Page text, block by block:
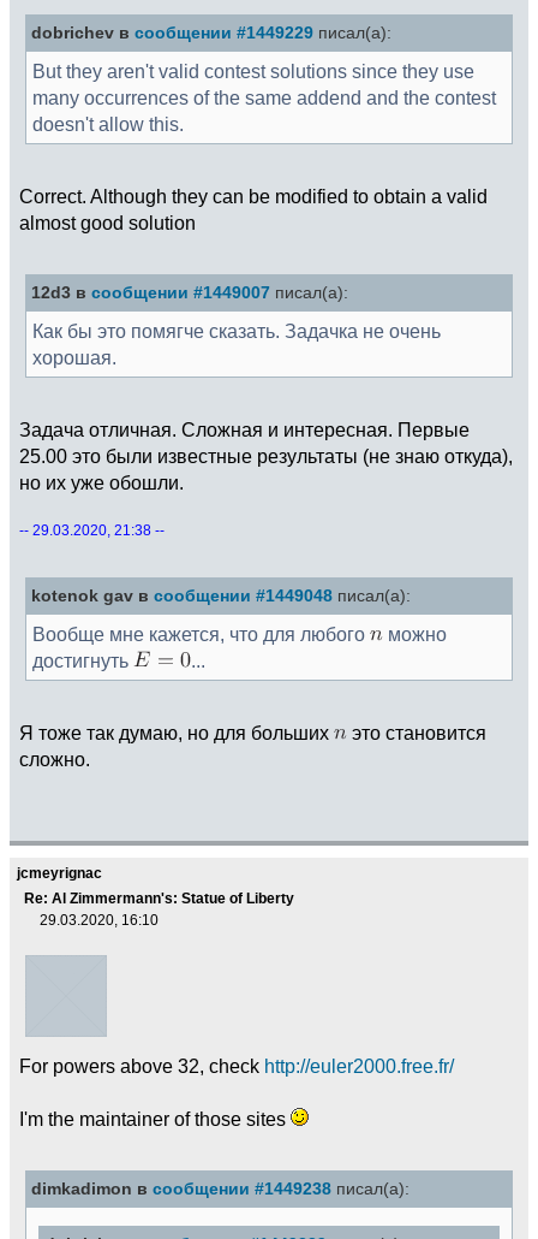
dobrichev в сообщении #1449229 писал(а):
But they aren't valid contest solutions since they use
many occurrences of the same addend and the contest
doesn't allow this.
Correct. Although they can be modified to obtain a valid
almost good solution
12d3 в сообщении #1449007 писал(а):
Как бы это помягче сказать. Задачка не очень
хорошая.
Задача отличная. Сложная и интересная. Первые
25.00 это были известные результаты (не знаю откуда),
но их уже обошли.
-- 29.03.2020, 21:38 --
kotenok gav в сообщении #1449048 писал(а):
Вообще мне кажется, что для любого
можно
достигнуть
...
Я тоже так думаю, но для больших
это становится
сложно.
jcmeyrignac
Re: Al Zimmermann's: Statue of Liberty
29.03.2020, 16:10
For powers above 32, check http://euler2000.free.fr/
I'm the maintainer of those sites
dimkadimon в сообщении #1449238 писал(а):